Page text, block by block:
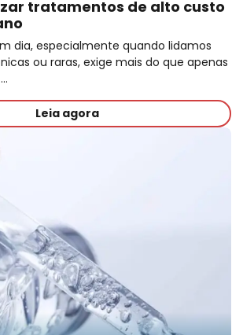
tratamentos de alto custo
dia, especialmente quando lidamos
ou raras, exige mais do que apenas
Leia agora